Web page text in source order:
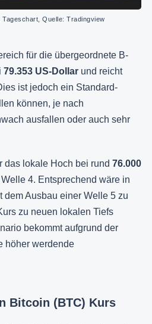
Tageschart, Quelle: Tradingview
für die übergeordnete B-
79.353 US-Dollar und reicht
ist jedoch ein Standard-
können, je nach
ausfallen oder auch sehr
das lokale Hoch bei rund 76.000
4. Entsprechend wäre in
dem Ausbau einer Welle 5 zu
zu neuen lokalen Tiefs
bekommt aufgrund der
höher werdende
Bitcoin (BTC) Kurs